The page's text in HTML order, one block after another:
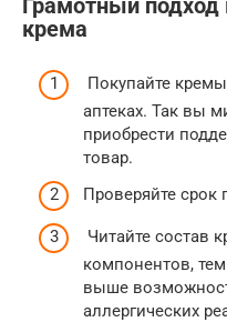
Грамотный подход
крема
Покупайте
аптеках. Так вы
приобрести
товар.
Проверяйте срок
Читайте состав
компонентов,
выше
аллергических